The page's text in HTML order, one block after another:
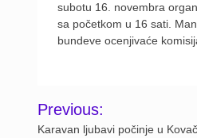
subotu 16. novembra
sa početkom u 16 sati.
bundeve ocenjivaće
Post
Previous:
Karavan ljubavi počinje u